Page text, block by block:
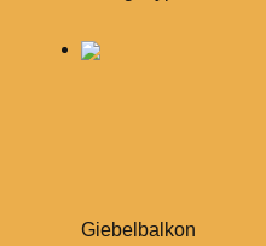
Giebelbalkon